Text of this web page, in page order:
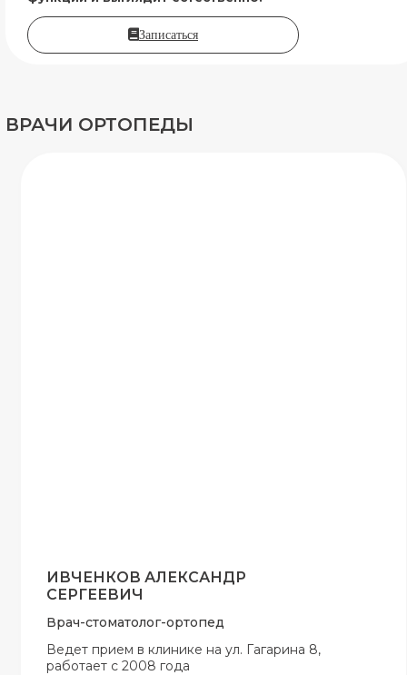
Записаться
ВРАЧИ ОРТОПЕДЫ
ИВЧЕНКОВ АЛЕКСАНДР
СЕРГЕЕВИЧ
Врач-стоматолог-ортопед
Ведет прием в клинике на ул. Гагарина 8,
работает с 2008 года